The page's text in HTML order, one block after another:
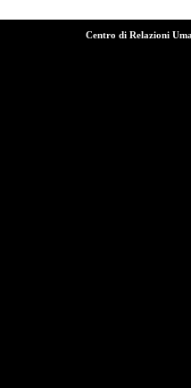
Centro di Relazioni